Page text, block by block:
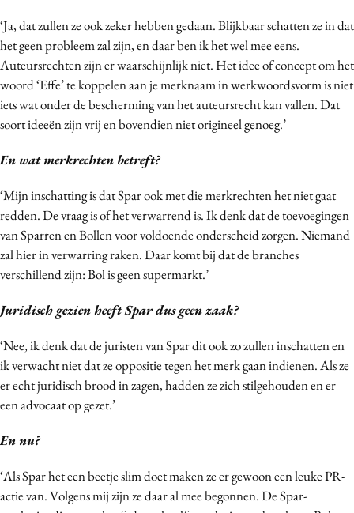
‘Ja, dat zullen ze ook zeker hebben gedaan. Blijkbaar schatten ze in dat
het geen probleem zal zijn, en daar ben ik het wel mee eens.
Auteursrechten zijn er waarschijnlijk niet. Het idee of concept om het
woord ‘Effe’ te koppelen aan je merknaam in werkwoordsvorm is niet
iets wat onder de bescherming van het auteursrecht kan vallen. Dat
soort ideeën zijn vrij en bovendien niet origineel genoeg.’
En wat merkrechten betreft?
‘Mijn inschatting is dat Spar ook met die merkrechten het niet gaat
redden. De vraag is of het verwarrend is. Ik denk dat de toevoegingen
van Sparren en Bollen voor voldoende onderscheid zorgen. Niemand
zal hier in verwarring raken. Daar komt bij dat de branches
verschillend zijn: Bol is geen supermarkt.’
Juridisch gezien heeft Spar dus geen zaak?
‘Nee, ik denk dat de juristen van Spar dit ook zo zullen inschatten en
ik verwacht niet dat ze oppositie tegen het merk gaan indienen. Als ze
er echt juridisch brood in zagen, hadden ze zich stilgehouden en er
een advocaat op gezet.’
En nu?
‘Als Spar het een beetje slim doet maken ze er gewoon een leuke PR-
actie van. Volgens mij zijn ze daar al mee begonnen. De Spar-